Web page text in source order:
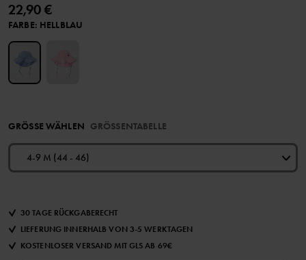
22,90 €
FARBE: HELLBLAU
GRÖSSE WÄHLEN GRÖSSENTABELLE
4-9 M (44 - 46)
30 TAGE RÜCKGABERECHT
LIEFERUNG INNERHALB VON 3-5 WERKTAGEN
KOSTENLOSER VERSAND MIT GLS AB 69€